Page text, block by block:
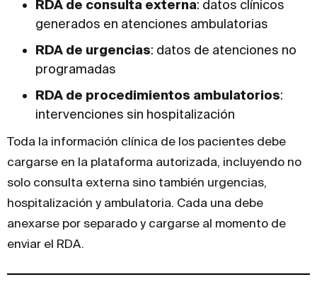
RDA de consulta externa: datos clínicos
generados en atenciones ambulatorias
RDA de urgencias: datos de atenciones no
programadas
RDA de procedimientos ambulatorios:
intervenciones sin hospitalización
Toda la información clínica de los pacientes debe
cargarse en la plataforma autorizada, incluyendo no
solo consulta externa sino también urgencias,
hospitalización y ambulatoria. Cada una debe
anexarse por separado y cargarse al momento de
enviar el RDA.